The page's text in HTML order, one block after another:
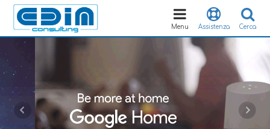
Cerca
Assistenza
Toggle
navigation
Menu